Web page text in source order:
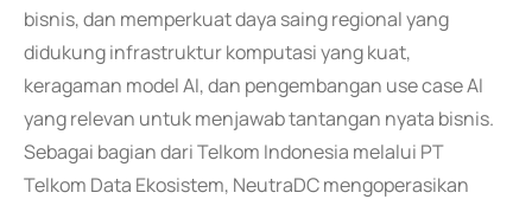
bisnis, dan memperkuat daya saing regional yang
didukung infrastruktur komputasi yang kuat,
keragaman model AI, dan pengembangan use case AI
yang relevan untuk menjawab tantangan nyata bisnis.
Sebagai bagian dari Telkom Indonesia melalui PT
Telkom Data Ekosistem, NeutraDC mengoperasikan